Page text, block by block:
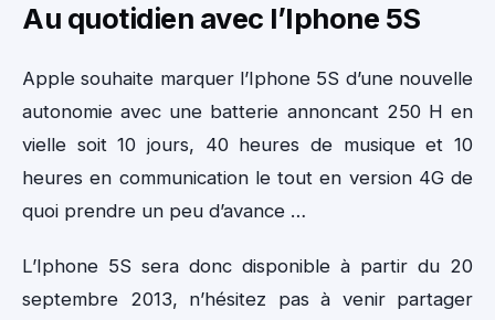
Au quotidien avec l’Iphone 5S
Apple souhaite marquer l’Iphone 5S d’une nouvelle
autonomie avec une batterie annoncant 250 H en
vielle soit 10 jours, 40 heures de musique et 10
heures en communication le tout en version 4G de
quoi prendre un peu d’avance …
L’Iphone 5S sera donc disponible à partir du 20
septembre 2013, n’hésitez pas à venir partager